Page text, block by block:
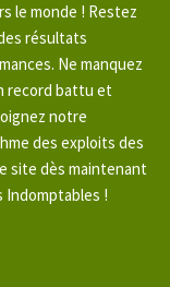
le monde ! Restez
résultats
Ne manquez
record battu et
notre
des exploits des
site dès maintenant
!